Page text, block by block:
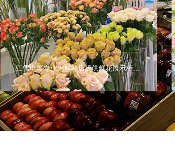
江雪电器专业为鲜花店提供鲜花展示柜、鲜花保鲜柜、鲜花陈列柜让鲜花保鲜更持久。